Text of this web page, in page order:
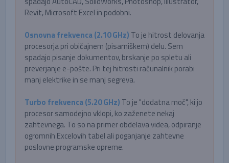
Revit, Microsoft Excel in podobni.
Osnovna frekvenca (2.10 GHz) To je hitrost delovanja
procesorja pri običajnem (pisarniškem) delu. Sem
spadajo pisanje dokumentov, brskanje po spletu ali
preverjanje e-pošte. Pri tej hitrosti računalnik porabi
manj elektrike in se manj segreva.
Turbo frekvenca (5.20 GHz) To je "dodatna moč", ki jo
procesor samodejno vklopi, ko zaženete nekaj
zahtevnega. To so na primer obdelava videa, odpiranje
ogromnih Excelovih tabel ali poganjanje zahtevne
poslovne programske opreme.